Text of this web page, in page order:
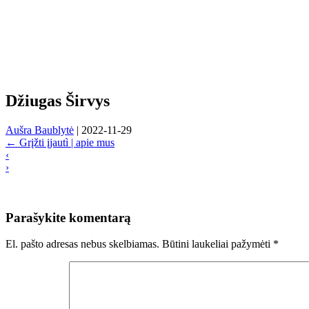
Džiugas Širvys
Aušra Baublytė | 2022-11-29
← Grįžti įjautì | apie mus
‹
›
Parašykite komentarą
El. pašto adresas nebus skelbiamas. Būtini laukeliai pažymėti *